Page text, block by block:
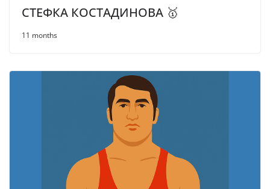
СТЕФКА КОСТАДИНОВА 🥇
11 months